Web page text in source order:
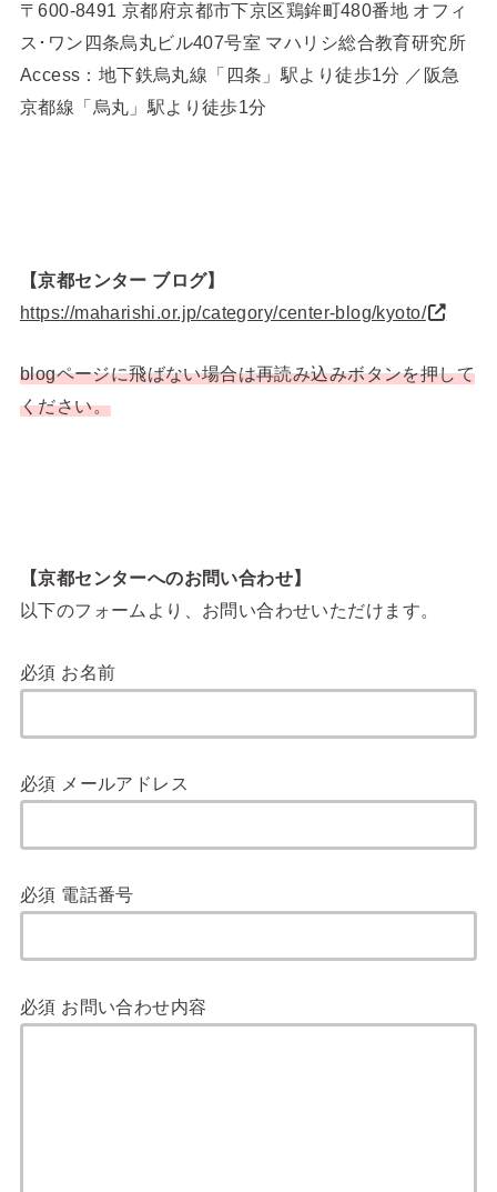
〒600-8491 京都府京都市下京区鶏鉾町480番地 オフィ
ス･ワン四条烏丸ビル407号室 マハリシ総合教育研究所
Access：地下鉄烏丸線「四条」駅より徒歩1分 ／阪急
京都線「烏丸」駅より徒歩1分
【京都センター ブログ】
https://maharishi.or.jp/category/center-blog/kyoto/
blogページに飛ばない場合は再読み込みボタンを押して
ください。
【京都センターへのお問い合わせ】
以下のフォームより、お問い合わせいただけます。
必須 お名前
必須 メールアドレス
必須 電話番号
必須 お問い合わせ内容